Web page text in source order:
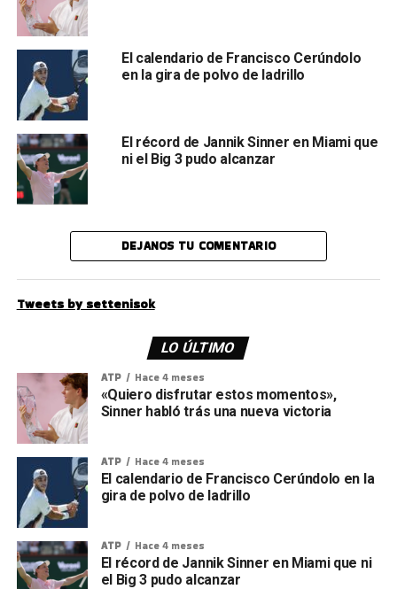
El calendario de Francisco Cerúndolo
en la gira de polvo de ladrillo
El récord de Jannik Sinner en Miami que
ni el Big 3 pudo alcanzar
DEJANOS TU COMENTARIO
Tweets by settenisok
LO ÚLTIMO
ATP Hace 4 meses
«Quiero disfrutar estos momentos»,
Sinner habló trás una nueva victoria
ATP Hace 4 meses
El calendario de Francisco Cerúndolo en la
gira de polvo de ladrillo
ATP Hace 4 meses
El récord de Jannik Sinner en Miami que ni
el Big 3 pudo alcanzar